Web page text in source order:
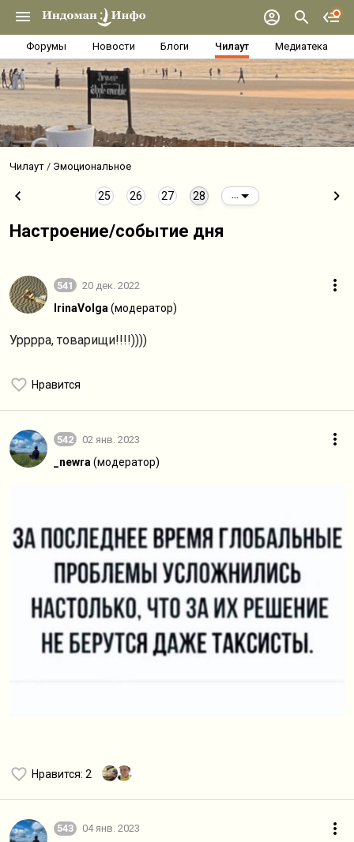
Форумы Новости Блоги Чилаут Медиатека
Чилаут Эмоциональное
25 26 27 28
Настроение/событие дня
541 20 дек. 2022
IrinaVolga (модератор)
Урррра, товарищи!!!!))))
Нравится
542 02 янв. 2023
_newra (модератор)
Нравится: 2
543 04 янв. 2023